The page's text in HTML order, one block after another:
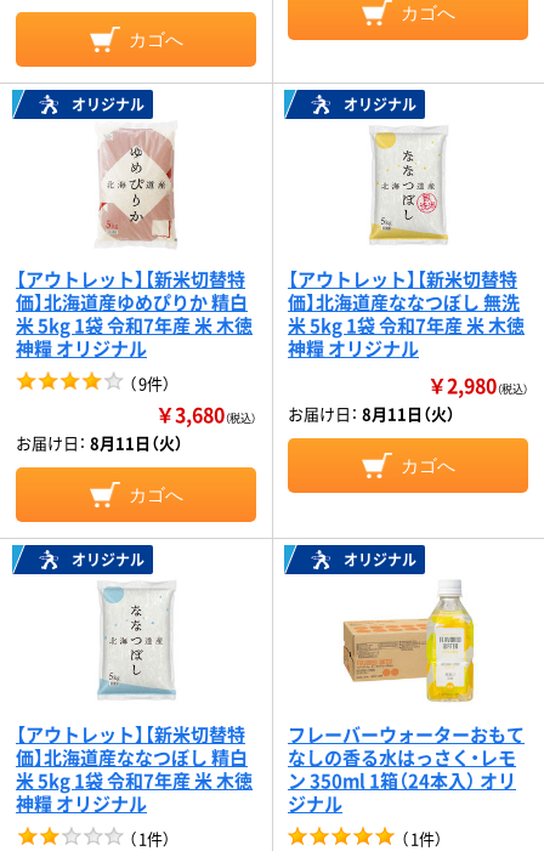
カゴへ
カゴへ
オリジナル
【アウトレット】【新米切替特
価】北海道産ゆめぴりか 精白
米 5kg 1袋 令和7年産 米 木徳
神糧 オリジナル
（9件）
￥3,680（税込）
お届け日： 8月11日（火）
カゴへ
オリジナル
【アウトレット】【新米切替特
価】北海道産ななつぼし 無洗
米 5kg 1袋 令和7年産 米 木徳
神糧 オリジナル
￥2,980（税込）
お届け日： 8月11日（火）
カゴへ
オリジナル
【アウトレット】【新米切替特
価】北海道産ななつぼし 精白
米 5kg 1袋 令和7年産 米 木徳
神糧 オリジナル
（1件）
オリジナル
フレーバーウォーターおもて
なしの香る水はっさく・レモ
ン 350ml 1箱（24本入） オリ
ジナル
（1件）